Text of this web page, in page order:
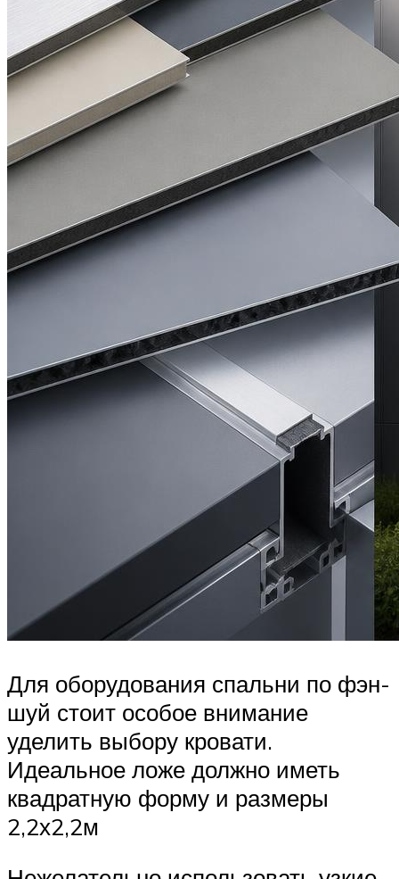
Для оборудования спальни по фэн-
шуй стоит особое внимание
уделить выбору кровати.
Идеальное ложе должно иметь
квадратную форму и размеры
2,2х2,2м